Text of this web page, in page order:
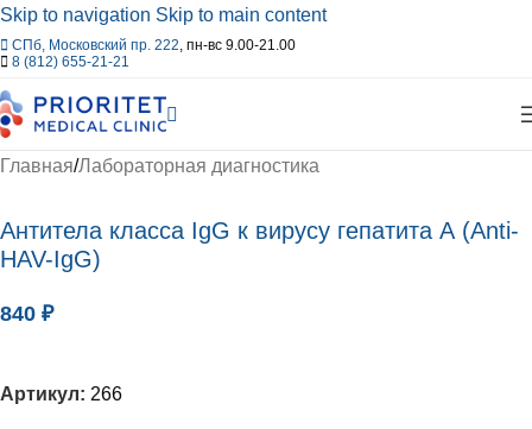
Skip to navigation Skip to main content
СПб, Московский пр. 222, пн-вс 9.00-21.00
8 (812) 655-21-21
Главная/Лабораторная диагностика
Антитела класса IgG к вирусу гепатита А (Anti-
HAV-IgG)
840 ₽
Артикул: 266